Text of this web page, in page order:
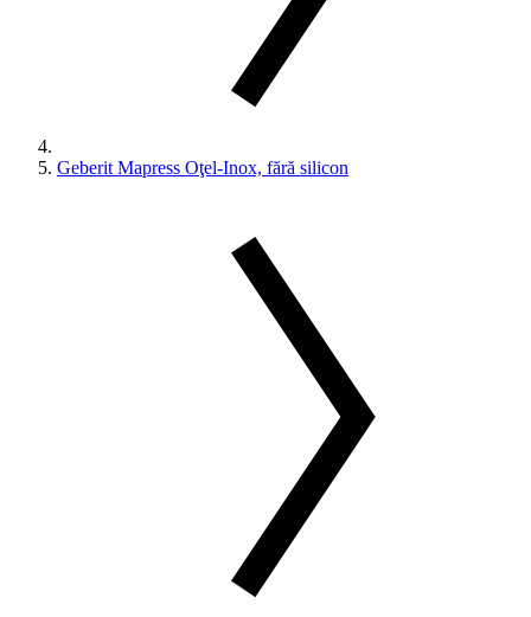
Geberit Mapress Oţel-Inox, fără silicon